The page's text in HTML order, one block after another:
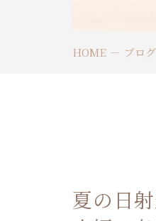
HOME ブログ
夏の日